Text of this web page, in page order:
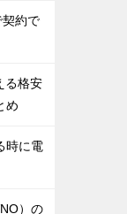
契約で
る格安
め
時に電
）の